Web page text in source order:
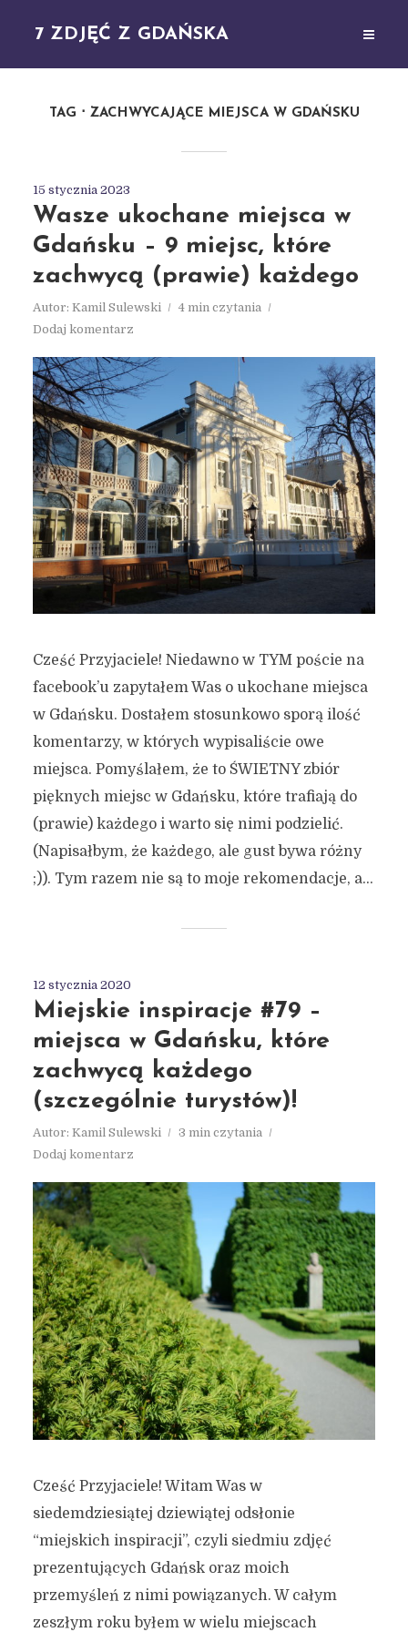
7 ZDJĘĆ Z GDAŃSKA
TAG ZACHWYCAJĄCE MIEJSCA W GDAŃSKU
15 stycznia 2023
Wasze ukochane miejsca w
Gdańsku – 9 miejsc, które
zachwycą (prawie) każdego
Autor: Kamil Sulewski
4 min czytania
Dodaj komentarz
Cześć Przyjaciele! Niedawno w TYM poście na
facebook’u zapytałem Was o ukochane miejsca
w Gdańsku. Dostałem stosunkowo sporą ilość
komentarzy, w których wypisaliście owe
miejsca. Pomyślałem, że to ŚWIETNY zbiór
pięknych miejsc w Gdańsku, które trafiają do
(prawie) każdego i warto się nimi podzielić.
(Napisałbym, że każdego, ale gust bywa różny
;)). Tym razem nie są to moje rekomendacje, a...
12 stycznia 2020
Miejskie inspiracje #79 –
miejsca w Gdańsku, które
zachwycą każdego
(szczególnie turystów)!
Autor: Kamil Sulewski
3 min czytania
Dodaj komentarz
Cześć Przyjaciele! Witam Was w
siedemdziesiątej dziewiątej odsłonie
“miejskich inspiracji”, czyli siedmiu zdjęć
prezentujących Gdańsk oraz moich
przemyśleń z nimi powiązanych. W całym
zeszłym roku byłem w wielu miejscach